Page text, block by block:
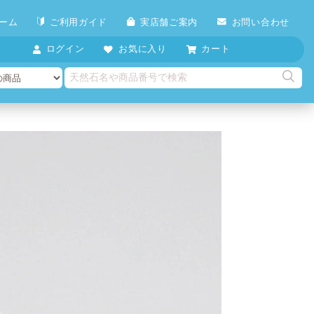
ム ご利用ガイド 実店舗ご案内 お問い合わせ
ログイン お気に入り カート